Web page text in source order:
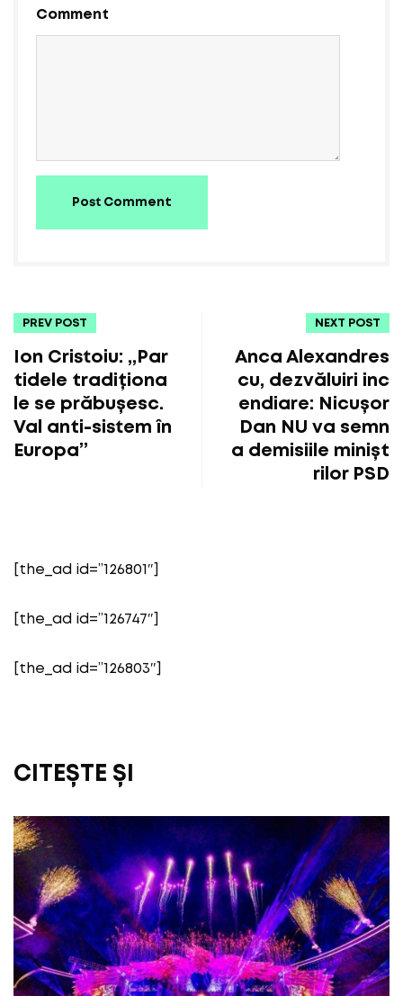
Comment
Post Comment
PREV POST
Ion Cristoiu: „Par
tidele tradiționa
le se prăbușesc.
Val anti-sistem în
Europa”
NEXT POST
Anca Alexandres
cu, dezvăluiri inc
endiare: Nicușor
Dan NU va semn
a demisiile minișt
rilor PSD
[the_ad id=”126801″]
[the_ad id=”126747″]
[the_ad id=”126803″]
CITEȘTE ȘI